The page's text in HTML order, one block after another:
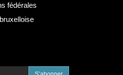
fédérales